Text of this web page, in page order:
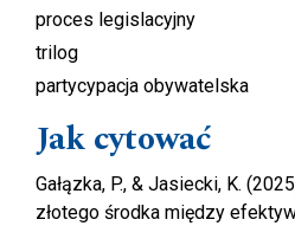
proces legislacyjny
trilog
partycypacja obywatelska
Jak cytować
Gałązka, P., & Jasiecki, K.
złotego środka między